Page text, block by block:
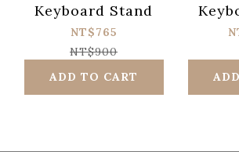
Keyboard Stand
NT$765
NT$900
ADD TO CART